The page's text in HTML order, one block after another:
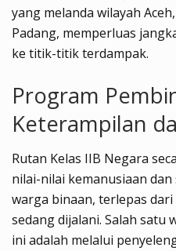
yang melanda wilayah
Padang, memperluas
ke titik-titik terdampak.
Program
Keterampilan
Rutan Kelas IIB Negara
nilai-nilai kemanusiaan
warga binaan, terlepas
sedang dijalani. Salah satu
ini adalah melalui